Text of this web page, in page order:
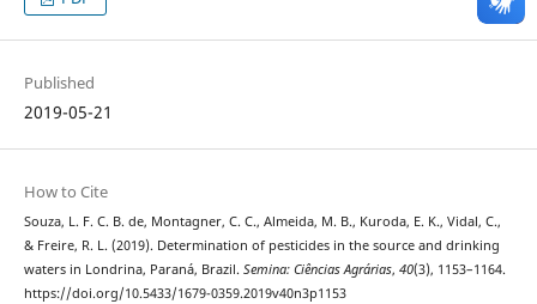
Published
2019-05-21
How to Cite
Souza, L. F. C. B. de, Montagner, C. C., Almeida, M. B., Kuroda, E. K., Vidal, C.,
& Freire, R. L. (2019). Determination of pesticides in the source and drinking
waters in Londrina, Paraná, Brazil. Semina: Ciências Agrárias, 40(3), 1153–1164.
https://doi.org/10.5433/1679-0359.2019v40n3p1153